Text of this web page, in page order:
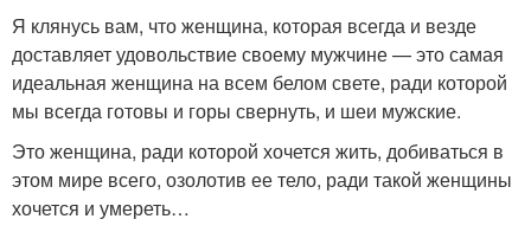
Я клянусь вам, что женщина, которая всегда и везде
доставляет удовольствие своему мужчине — это самая
идеальная женщина на всем белом свете, ради которой
мы всегда готовы и горы свернуть, и шеи мужские.
Это женщина, ради которой хочется жить, добиваться в
этом мире всего, озолотив ее тело, ради такой женщины
хочется и умереть…